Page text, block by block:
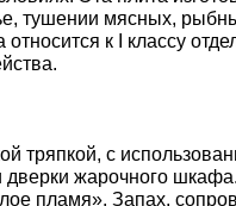
тушении мясных,
к I классу
тряпкой, с
дверки жарочного
пламя». Запах,